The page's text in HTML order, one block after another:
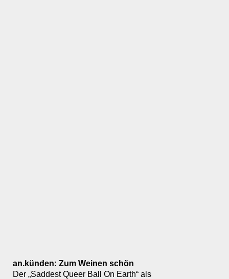
an.künden: Zum Weinen schön
Der „Saddest Queer Ball On Earth“ als